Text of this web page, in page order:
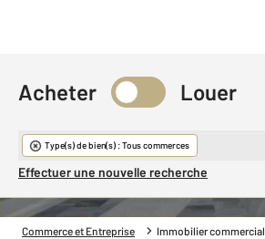
Immobilier commercial
Acheter Louer
Type(s) de bien(s) : Tous commerces
Effectuer une nouvelle recherche
Commerce et Entreprise Immobilier commercial